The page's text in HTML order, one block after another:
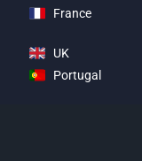
France
UK
Portugal